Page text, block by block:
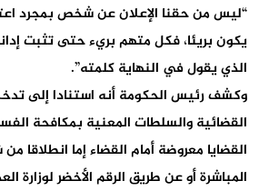
“ليس من حقنا الإعلان عن شخص بمجرد
يكون بريئا، فكل متهم بريء حتى تثبت
الذي يقول في النهاية كلمته”.
وكشف رئيس الحكومة أنه استنادا إلى
القضائية والسلطات المعنية بمكافحة
القضايا معروضة أمام القضاء إما انطلاقا
المباشرة أو عن طريق الرقم الأخضر لوزارة